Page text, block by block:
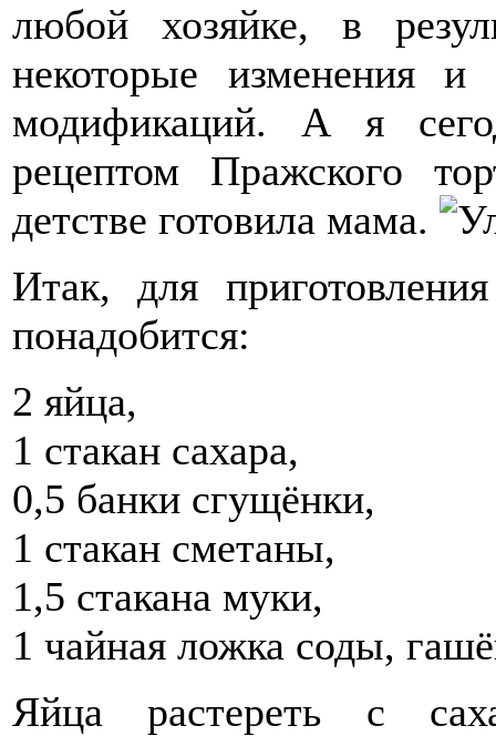
любой хозяйке, в
некоторые изменения и
модификаций. А я
рецептом Пражского
детстве готовила мама.
Итак, для
понадобится:
2 яйца,
1 стакан сахара,
0,5 банки сгущёнки,
1 стакан сметаны,
1,5 стакана муки,
1 чайная ложка соды,
Яйца растереть с